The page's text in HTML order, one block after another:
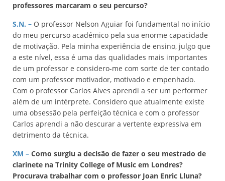
professores marcaram o seu percurso?
S.N. – O professor Nelson Aguiar foi fundamental no início
do meu percurso académico pela sua enorme capacidade
de motivação. Pela minha experiência de ensino, julgo que
a este nível, essa é uma das qualidades mais importantes
de um professor e considero-me com sorte de ter contado
com um professor motivador, motivado e empenhado.
Com o professor Carlos Alves aprendi a ser um performer
além de um intérprete. Considero que atualmente existe
uma obsessão pela perfeição técnica e com o professor
Carlos aprendi a não descurar a vertente expressiva em
detrimento da técnica.
XM – Como surgiu a decisão de fazer o seu mestrado de
clarinete na Trinity College of Music em Londres?
Procurava trabalhar com o professor Joan Enric Lluna?